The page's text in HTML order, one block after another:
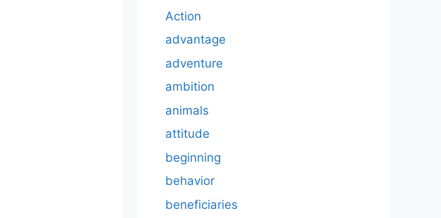
Action
advantage
adventure
ambition
animals
attitude
beginning
behavior
beneficiaries